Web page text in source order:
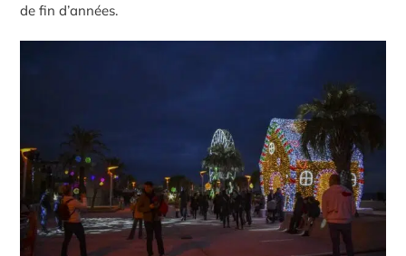
de fin d’années.